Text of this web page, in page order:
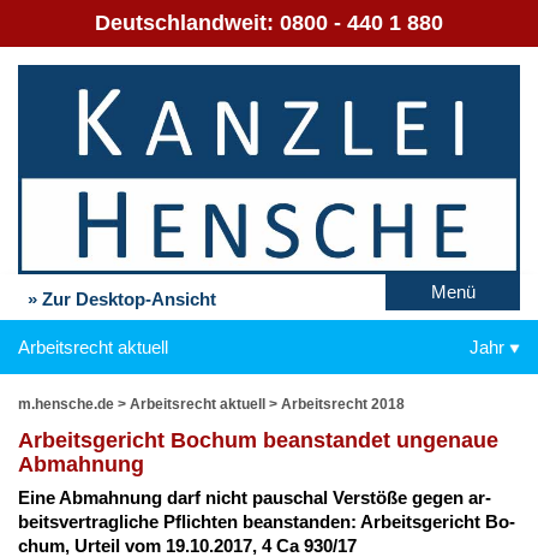
Deutschlandweit: 0800 - 440 1 880
» Zur Desktop-Ansicht Menü
Arbeitsrecht aktuell Jahr
m.hensche.de > Arbeitsrecht aktuell > Arbeitsrecht 2018
Ar­beits­ge­richt Bo­chum be­an­stan­det un­ge­naue
Ab­mah­nung
Ei­ne Ab­mah­nung darf nicht pau­schal Ver­stö­ße ge­gen ar­
beits­ver­trag­li­che Pflich­ten be­an­stan­den: Ar­beits­ge­richt Bo­
chum, Ur­teil vom 19.10.2017, 4 Ca 930/17